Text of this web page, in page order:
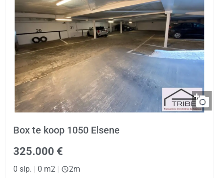
Box te koop 1050 Elsene
325.000 €
0 slp. 0 m2 2m